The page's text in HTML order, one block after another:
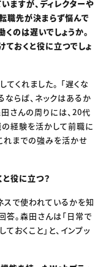
ますが、ディレクターや
職先が決まらず悩んで
のは遅いでしょうか。
おくと役に立つでしょ
てくれました。 「遅くな
らば、ネックはあるか
さんの周りには、20代
経験を活かして前職に
れまでの強みを活かせ
役に立つ？
スで使われているかを知
答。森田さんは「日常で
おくこと」と、インプッ